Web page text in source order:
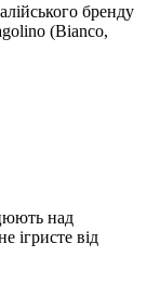
бренду
(Bianco,
над
ігристе від